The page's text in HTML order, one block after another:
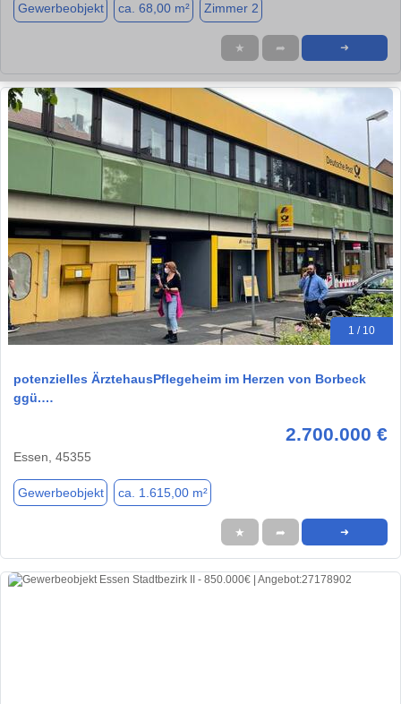
Gewerbeobjekt ca. 68,00 m² Zimmer 2
★ ➦ ➜
1 / 10
potenzielles ÄrztehausPflegeheim im Herzen von Borbeck
ggü.…
2.700.000 €
Essen, 45355
Gewerbeobjekt ca. 1.615,00 m²
★ ➦ ➜